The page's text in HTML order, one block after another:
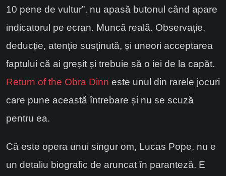
10 pene de vultur”, nu apasă butonul când apare
indicatorul pe ecran. Muncă reală. Observație,
deducție, atenție susținută, și uneori acceptarea
faptului că ai greșit și trebuie să o iei de la capăt.
Return of the Obra Dinn este unul din rarele jocuri
care pune această întrebare și nu se scuză
pentru ea.
Că este opera unui singur om, Lucas Pope, nu e
un detaliu biografic de aruncat în paranteză. E